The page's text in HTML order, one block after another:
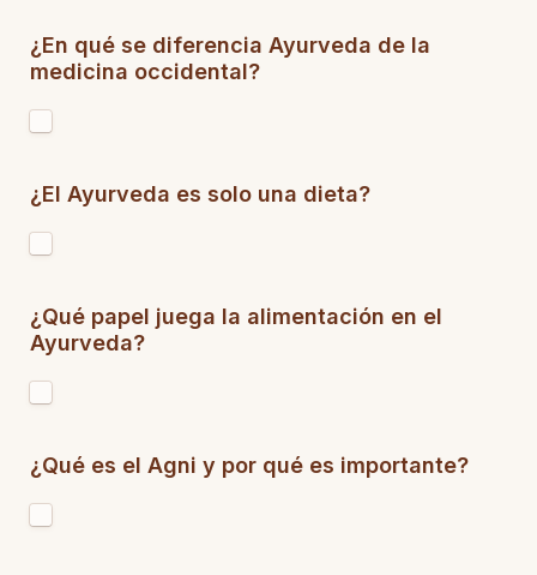
¿En qué se diferencia Ayurveda de la
medicina occidental?
¿El Ayurveda es solo una dieta?
¿Qué papel juega la alimentación en el
Ayurveda?
¿Qué es el Agni y por qué es importante?